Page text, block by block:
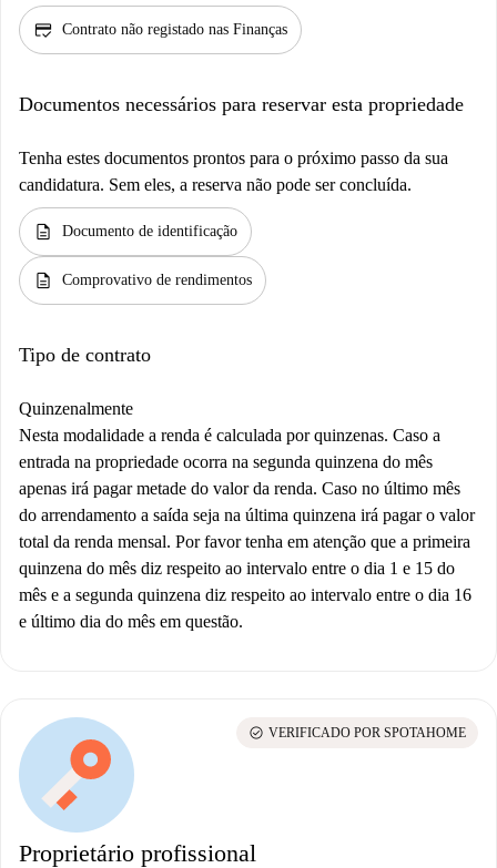
credit_score Contrato não registado nas Finanças
Documentos necessários para reservar esta propriedade
Tenha estes documentos prontos para o próximo passo da sua
candidatura. Sem eles, a reserva não pode ser concluída.
description Documento de identificação
description Comprovativo de rendimentos
Tipo de contrato
Quinzenalmente
Nesta modalidade a renda é calculada por quinzenas. Caso a
entrada na propriedade ocorra na segunda quinzena do mês
apenas irá pagar metade do valor da renda. Caso no último mês
do arrendamento a saída seja na última quinzena irá pagar o valor
total da renda mensal. Por favor tenha em atenção que a primeira
quinzena do mês diz respeito ao intervalo entre o dia 1 e 15 do
mês e a segunda quinzena diz respeito ao intervalo entre o dia 16
e último dia do mês em questão.
Proprietário profissional
check_circle VERIFICADO POR SPOTAHOME